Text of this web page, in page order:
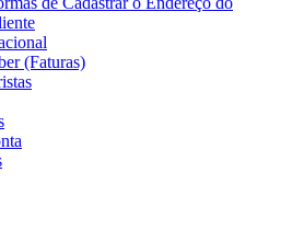
(Faturas)